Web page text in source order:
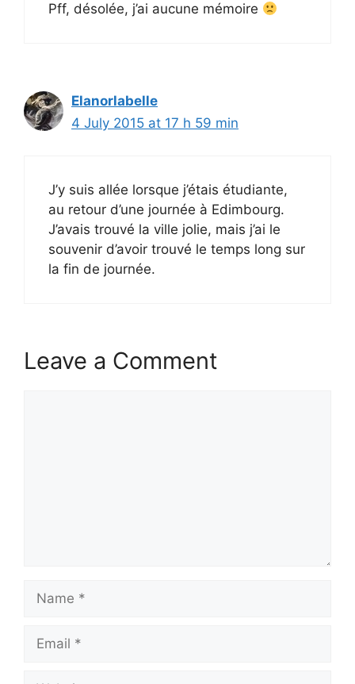
Pff, désolée, j’ai aucune mémoire
Elanorlabelle
4 July 2015 at 17 h 59 min
J’y suis allée lorsque j’étais étudiante,
au retour d’une journée à Edimbourg.
J’avais trouvé la ville jolie, mais j’ai le
souvenir d’avoir trouvé le temps long sur
la fin de journée.
Leave a Comment
Name
Email
Website